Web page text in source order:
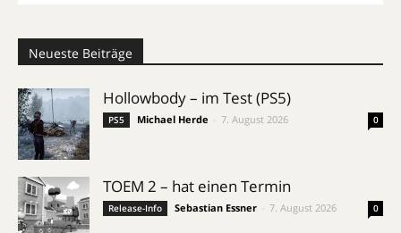
Neueste Beiträge
Hollowbody – im Test (PS5)
PS5 Michael Herde 7. August 2026 0
TOEM 2 – hat einen Termin
Release-Info Sebastian Essner 7. August 2026 0